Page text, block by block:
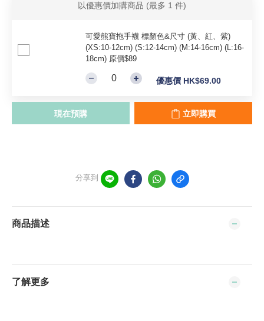
以優惠價加購商品 (最多 1 件)
可愛熊寶拖手襪 標顏色&尺寸 (黃、紅、紫)
(XS:10-12cm) (S:12-14cm) (M:14-16cm) (L:16-
18cm) 原價$89
優惠價 HK$69.00
現在預購 立即購買
分享到
商品描述
了解更多